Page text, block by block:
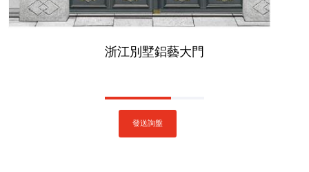
浙江別墅鋁藝大門
發送詢盤